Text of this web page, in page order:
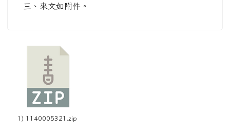
三、來文如附件。
1) 1140005321.zip